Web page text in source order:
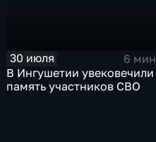
30 июля
6 мин
В Ингушетии увековечили
память участников СВО